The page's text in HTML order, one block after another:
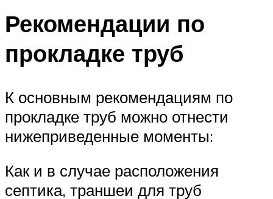
Рекомендации по
прокладке труб
К основным рекомендациям по
прокладке труб можно отнести
нижеприведенные моменты:
Как и в случае расположения
септика, траншеи для труб